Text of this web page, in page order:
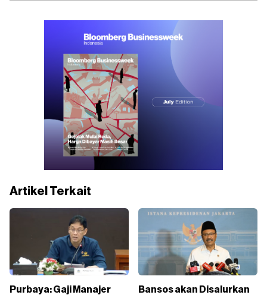
Artikel Terkait
Purbaya: Gaji Manajer
Bansos akan Disalurkan